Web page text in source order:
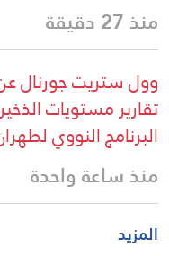
منذ 27 دقيقة
وول ستريت جورنال
تقارير مستويات
البرنامج النووي
منذ ساعة واحدة
المزيد